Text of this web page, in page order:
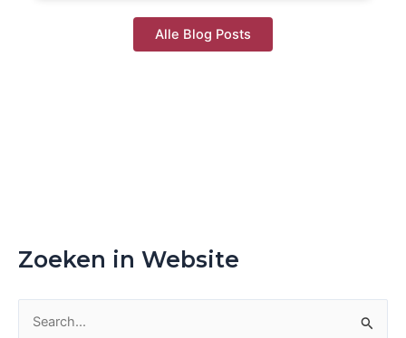
Alle Blog Posts
Zoeken in Website